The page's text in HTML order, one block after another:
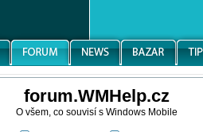
forum.WMHelp.cz
O všem, co souvisí s Windows Mobile